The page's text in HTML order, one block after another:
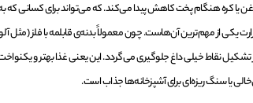
کره هنگام پخت کاهش پیدا می‌کند. که می‌تواند برای کسانی که
یکی از مهم‌ترین آن‌هاست. چون معمولاً بدنه‌ی قابلمه با فلز (مثل
نقاط خیلی داغ جلوگیری می‌گردد. این یعنی غذا بهتر و
یا سنگ‌ ریزه‌ای برای آشپزخانه‌ها جذاب است.